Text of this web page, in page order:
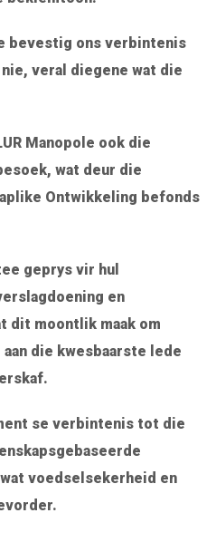
bevestig ons verbintenis
veral diegene wat die
Manopole ook die
wat deur die
Ontwikkeling befonds
geprys vir hul
en
dit moontlik maak om
die kwesbaarste lede
se verbintenis tot die
voedselsekerheid en